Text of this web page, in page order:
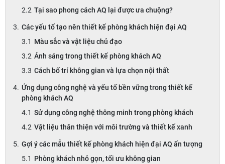
Tại sao phong cách AQ lại được ưa chuộng?
Các yếu tố tạo nên thiết kế phòng khách hiện đại AQ
Màu sắc và vật liệu chủ đạo
Ánh sáng trong thiết kế phòng khách AQ
Cách bố trí không gian và lựa chọn nội thất
Ứng dụng công nghệ và yếu tố bền vững trong thiết kế
phòng khách AQ
Sử dụng công nghệ thông minh trong phòng khách
Vật liệu thân thiện với môi trường và thiết kế xanh
Gợi ý các mẫu thiết kế phòng khách hiện đại AQ ấn tượng
Phòng khách nhỏ gọn, tối ưu không gian